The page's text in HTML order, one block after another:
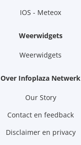
IOS - Meteox
Weerwidgets
Weerwidgets
Over Infoplaza Netwerk
Our Story
Contact en feedback
Disclaimer en privacy